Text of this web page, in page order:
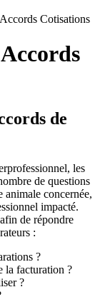
Cotisations
de
les
de questions
animale concernée,
impacté.
de répondre
:
?
la facturation ?
?